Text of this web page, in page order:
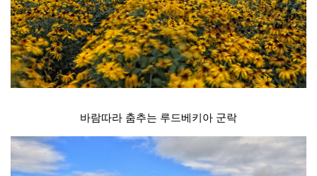
바람따라 춤추는 루드베키아 군락